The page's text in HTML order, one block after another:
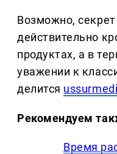
Возможно, секрет
действительно
продуктах, а в
уважении к
делится
Рекомендуем
Время